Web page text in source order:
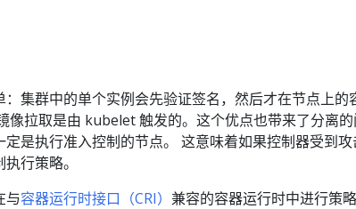
集群中的单个实例会先验证签名，然后才在节点上的
像拉取是由 kubelet 触发的。这个优点也带来了分离
是执行准入控制的节点。 这意味着如果控制器受到
行策略。
与容器运行时接口（CRI） 兼容的容器运行时中进行策